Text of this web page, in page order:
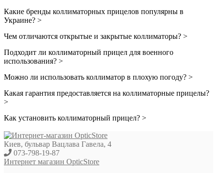
Какие бренды коллиматорных прицелов популярны в
Украине? >
Чем отличаются открытые и закрытые коллиматоры? >
Подходит ли коллиматорный прицел для военного
использования? >
Можно ли использовать коллиматор в плохую погоду? >
Какая гарантия предоставляется на коллиматорные прицелы?
>
Как установить коллиматорный прицел? >
Киев, бульвар Вацлава Гавела, 4
073-798-19-87
Интернет магазин OpticStore